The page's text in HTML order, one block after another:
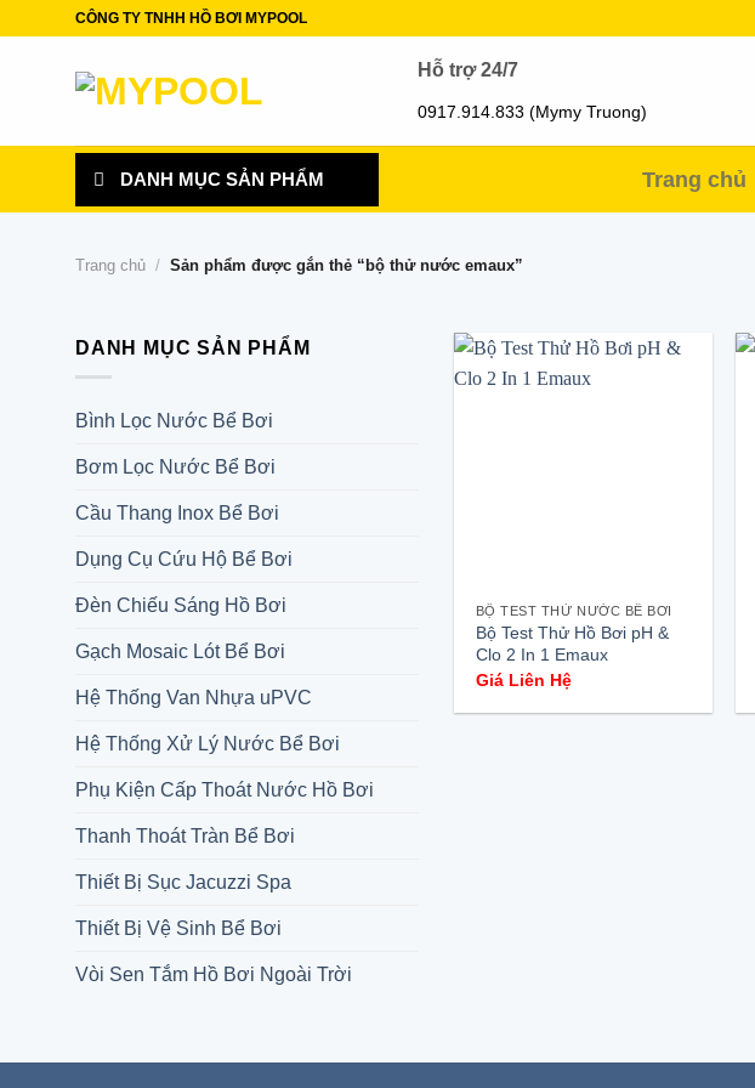
CÔNG TY TNHH HỒ BƠI MYPOOL
Hỗ trợ 24/7
0917.914.833 (Mymy Truong)
DANH MỤC SẢN PHẨM Trang chủ
Trang chủ / Sản phẩm được gắn thẻ “bộ thử nước emaux”
DANH MỤC SẢN PHẨM
Bình Lọc Nước Bể Bơi
Bơm Lọc Nước Bể Bơi
Cầu Thang Inox Bể Bơi
Dụng Cụ Cứu Hộ Bể Bơi
Đèn Chiếu Sáng Hồ Bơi
Gạch Mosaic Lót Bể Bơi
Hệ Thống Van Nhựa uPVC
Hệ Thống Xử Lý Nước Bể Bơi
Phụ Kiện Cấp Thoát Nước Hồ Bơi
Thanh Thoát Tràn Bể Bơi
Thiết Bị Sục Jacuzzi Spa
Thiết Bị Vệ Sinh Bể Bơi
Vòi Sen Tắm Hồ Bơi Ngoài Trời
BỘ TEST THỬ NƯỚC BỂ BƠI
Bộ Test Thử Hồ Bơi pH &
Clo 2 In 1 Emaux
Giá Liên Hệ